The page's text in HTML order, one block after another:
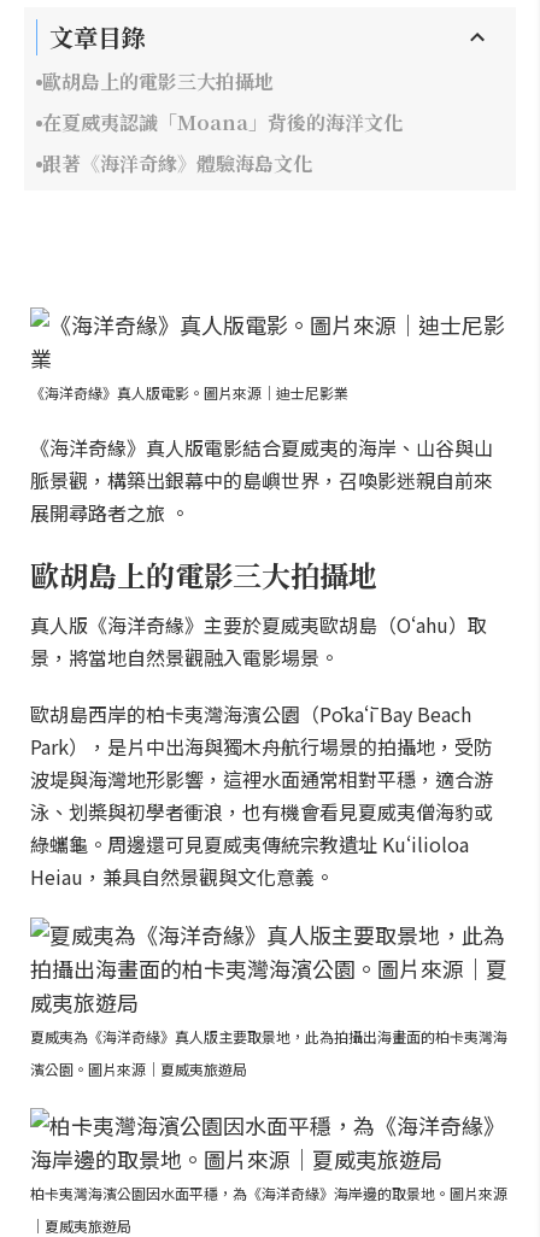
文章目錄
歐胡島上的電影三大拍攝地
在夏威夷認識「Moana」背後的海洋文化
跟著《海洋奇緣》體驗海島文化
《海洋奇緣》真人版電影。圖片來源｜迪士尼影業
《海洋奇緣》真人版電影結合夏威夷的海岸、山谷與山
脈景觀，構築出銀幕中的島嶼世界，召喚影迷親自前來
展開尋路者之旅 。
歐胡島上的電影三大拍攝地
真人版《海洋奇緣》主要於夏威夷歐胡島（Oʻahu）取
景，將當地自然景觀融入電影場景。
歐胡島西岸的柏卡夷灣海濱公園（Pōkaʻī Bay Beach
Park），是片中出海與獨木舟航行場景的拍攝地，受防
波堤與海灣地形影響，這裡水面通常相對平穩，適合游
泳、划槳與初學者衝浪，也有機會看見夏威夷僧海豹或
綠蠵龜。周邊還可見夏威夷傳統宗教遺址 Kuʻilioloa
Heiau，兼具自然景觀與文化意義。
夏威夷為《海洋奇緣》真人版主要取景地，此為拍攝出海畫面的柏卡夷灣海
濱公園。圖片來源｜夏威夷旅遊局
柏卡夷灣海濱公園因水面平穩，為《海洋奇緣》海岸邊的取景地。圖片來源
｜夏威夷旅遊局